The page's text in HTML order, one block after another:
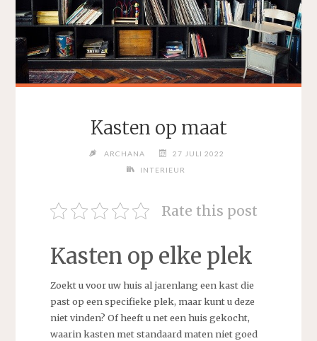
Kasten op maat
ARCHANA
27 JULI 2022
INTERIEUR
Rate this post
Kasten op elke plek
Zoekt u voor uw huis al jarenlang een kast die
past op een specifieke plek, maar kunt u deze
niet vinden? Of heeft u net een huis gekocht,
waarin kasten met standaard maten niet goed